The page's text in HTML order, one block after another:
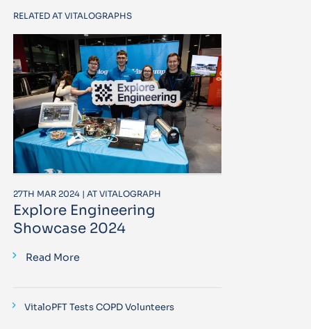
RELATED AT VITALOGRAPHS
27TH MAR 2024 | AT VITALOGRAPH
Explore Engineering
Showcase 2024
Read More
VitaloPFT Tests COPD Volunteers